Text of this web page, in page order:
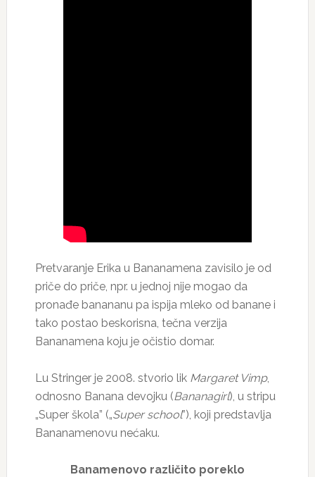
Pretvaranje Erika u Bananamena zavisilo je od
priče do priče, npr. u jednoj nije mogao da
pronađe banananu pa ispija mleko od banane i
tako postao beskorisna, tečna verzija
Bananamena koju je očistio domar.
Lu Stringer je 2008. stvorio lik Margaret Vimp,
odnosno Banana devojku (Bananagirl), u stripu
„Super škola” („Super school”), koji predstavlja
Bananamenovu nećaku.
Banamenovo različito poreklo